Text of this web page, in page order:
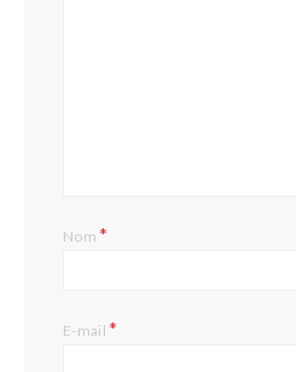
Nom*
E-mail*